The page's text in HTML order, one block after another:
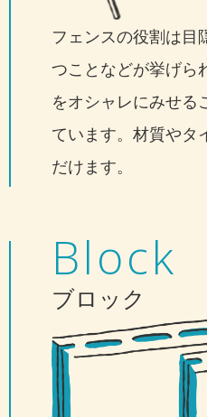
フェンスの役割は目
つことなどが挙げら
をオシャレにみせる
ています。材質やタ
だけます。
Block
ブロック